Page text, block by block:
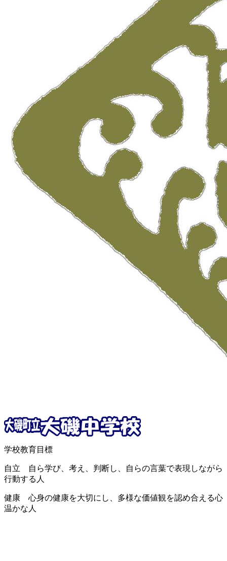
学校教育目標
自立 自ら学び、考え、判断し、自らの言葉で表現しながら
行動する人
健康 心身の健康を大切にし、多様な価値観を認め合える心
温かな人